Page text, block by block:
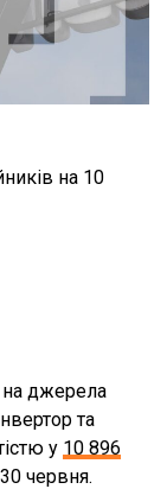
на 10
джерела
та
у 10 896
червня.